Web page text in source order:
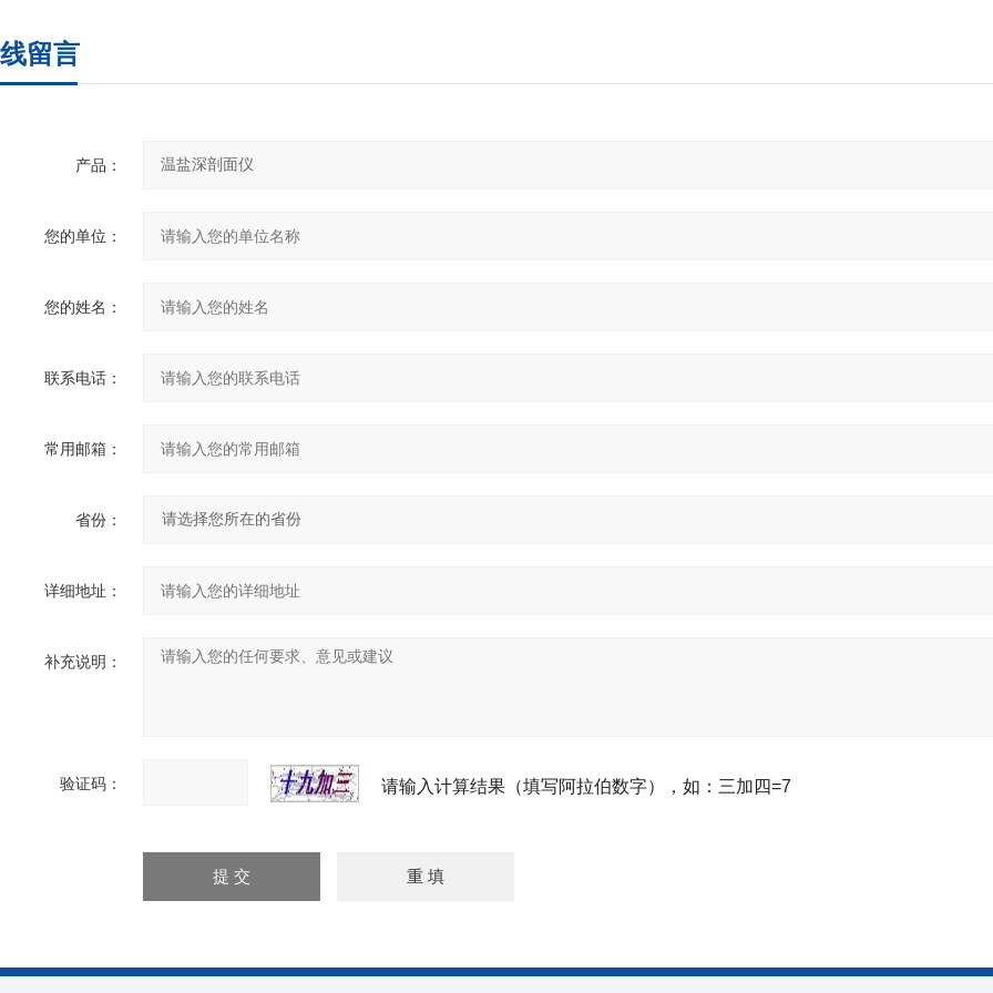
留言
产品：
您的单位：
您的姓名：
联系电话：
常用邮箱：
省份：
详细地址：
补充说明：
验证码： 请输入计算结果（填写阿拉伯数字），如：三加四=7